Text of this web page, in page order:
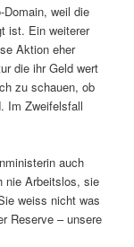
weil die
ist. Ein weiterer
Aktion eher
die ihr Geld wert
zu schauen, ob
Im Zweifelsfall
auch
nie Arbeitslos, sie
weiss nicht was
Reserve – unsere